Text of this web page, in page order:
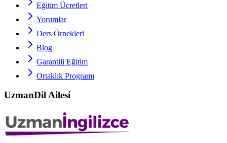
Eğitim Ücretleri
Yorumlar
Ders Örnekleri
Blog
Garantili Eğitim
Ortaklık Programı
UzmanDil Ailesi